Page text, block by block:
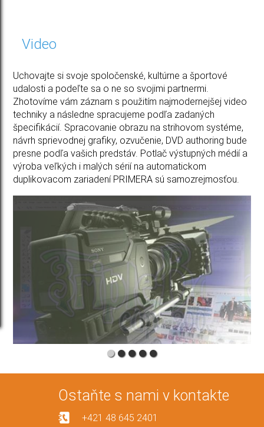
Video
Uchovajte si svoje spoločenské, kultúrne a športové
udalosti a podeľte sa o ne so svojimi partnermi.
Zhotovíme vám záznam s použitím najmodernejšej video
techniky a následne spracujeme podľa zadaných
špecifikácií. Spracovanie obrazu na strihovom systéme,
návrh sprievodnej grafiky, ozvučenie, DVD authoring bude
presne podľa vašich predstáv. Potlač výstupných médií a
výroba veľkých i malých sérií na automatickom
duplikovacom zariadení PRIMERA sú samozrejmosťou.
Ostaňte s nami v kontakte
+421 48 645 2401